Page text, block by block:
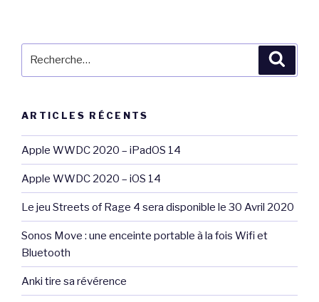
ARTICLES RÉCENTS
Apple WWDC 2020 – iPadOS 14
Apple WWDC 2020 – iOS 14
Le jeu Streets of Rage 4 sera disponible le 30 Avril 2020
Sonos Move : une enceinte portable à la fois Wifi et
Bluetooth
Anki tire sa révérence